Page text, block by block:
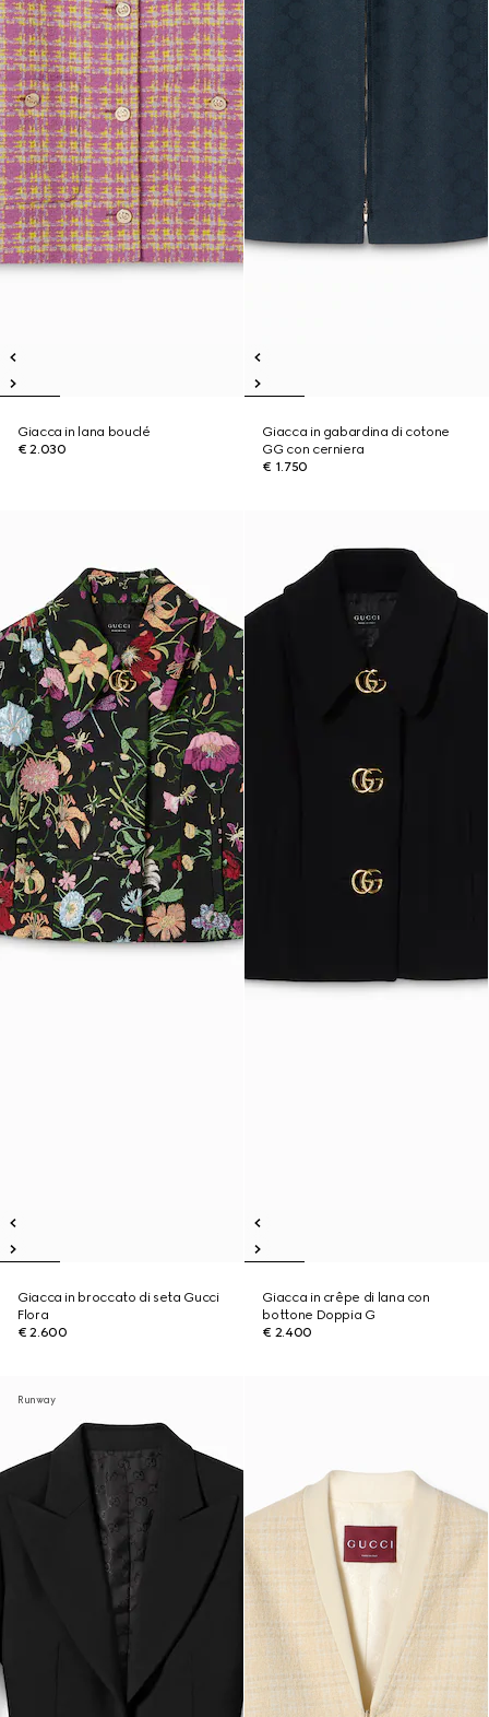
Giacca in lana bouclé
€ 2.030
Giacca in gabardina di cotone
GG con cerniera
€ 1.750
Giacca in broccato di seta Gucci
Flora
€ 2.600
Giacca in crêpe di lana con
bottone Doppia G
€ 2.400
Runway